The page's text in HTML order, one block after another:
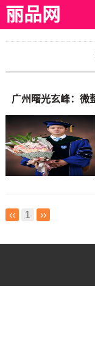
丽品网
广州曙光玄峰：微
‹‹ 1 ››